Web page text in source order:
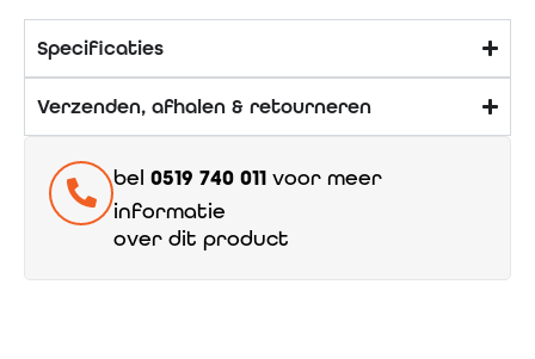
Specificaties
Verzenden, afhalen & retourneren
bel 0519 740 011 voor meer
informatie
over dit product